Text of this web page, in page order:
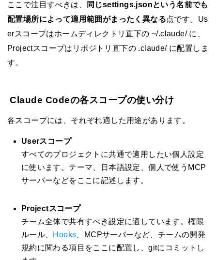
ここで注目すべきは、
同じsettings.jsonという名前でも
配置場所によって適用範囲がまったく異なる点です。Us
erスコープはホームディレクトリ直下の ~/.claude/ に、
Projectスコープはリポジトリ直下の .claude/ に配置しま
す。
Claude Codeの各スコープの使い分け
各スコープには、それぞれ適した用途があります。
Userスコープ
すべてのプロジェクトに共通で適用したい個人設定
に使います。テーマ、日本語設定、個人で使うMCP
サーバーなどをここに記述します。
Projectスコープ
チーム全体で共有すべき設定に適しています。権限
ルール、 Hooks 、MCPサーバーなど、チームの開発
規約に関わる項目をここに配置し、gitにコミットし